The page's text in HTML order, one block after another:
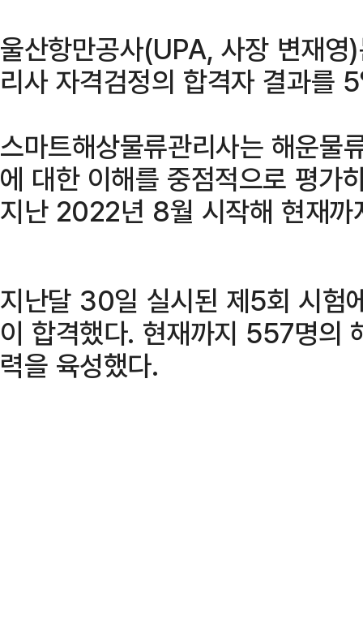
울산항만공사(UPA, 사장 변재
리사 자격검정의 합격자 결과를
스마트해상물류관리사는 해운물
에 대한 이해를 중점적으로 평가
지난 2022년 8월 시작해 현재까
지난달 30일 실시된 제5회 시험
이 합격했다. 현재까지 557명의
력을 육성했다.